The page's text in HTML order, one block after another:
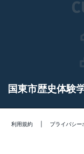
国東市歴史体験
利用規約 プライバシー